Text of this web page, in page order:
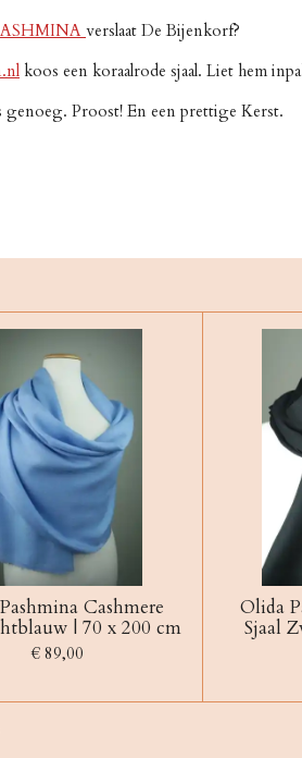
verslaat De Bijenkorf?
koos een koraalrode sjaal. Liet hem
genoeg. Proost! En een prettige Kerst.
Cashmere
| 70 x 200 cm
€ 89,00
Olida
Sjaal